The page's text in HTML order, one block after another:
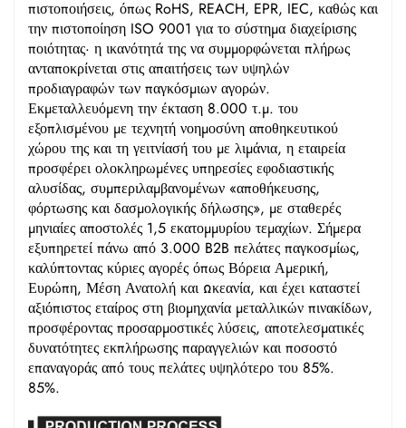
πιστοποιήσεις, όπως RoHS, REACH, EPR, IEC, καθώς και
την πιστοποίηση ISO 9001 για το σύστημα διαχείρισης
ποιότητας· η ικανότητά της να συμμορφώνεται πλήρως
ανταποκρίνεται στις απαιτήσεις των υψηλών
προδιαγραφών των παγκόσμιων αγορών.
Εκμεταλλευόμενη την έκταση 8.000 τ.μ. του
εξοπλισμένου με τεχνητή νοημοσύνη αποθηκευτικού
χώρου της και τη γειτνίασή του με λιμάνια, η εταιρεία
προσφέρει ολοκληρωμένες υπηρεσίες εφοδιαστικής
αλυσίδας, συμπεριλαμβανομένων «αποθήκευσης,
φόρτωσης και δασμολογικής δήλωσης», με σταθερές
μηνιαίες αποστολές 1,5 εκατομμυρίου τεμαχίων. Σήμερα
εξυπηρετεί πάνω από 3.000 B2B πελάτες παγκοσμίως,
καλύπτοντας κύριες αγορές όπως Βόρεια Αμερική,
Ευρώπη, Μέση Ανατολή και Ωκεανία, και έχει καταστεί
αξιόπιστος εταίρος στη βιομηχανία μεταλλικών πινακίδων,
προσφέροντας προσαρμοστικές λύσεις, αποτελεσματικές
δυνατότητες εκπλήρωσης παραγγελιών και ποσοστό
επαναγοράς από τους πελάτες υψηλότερο του 85%.
85%.